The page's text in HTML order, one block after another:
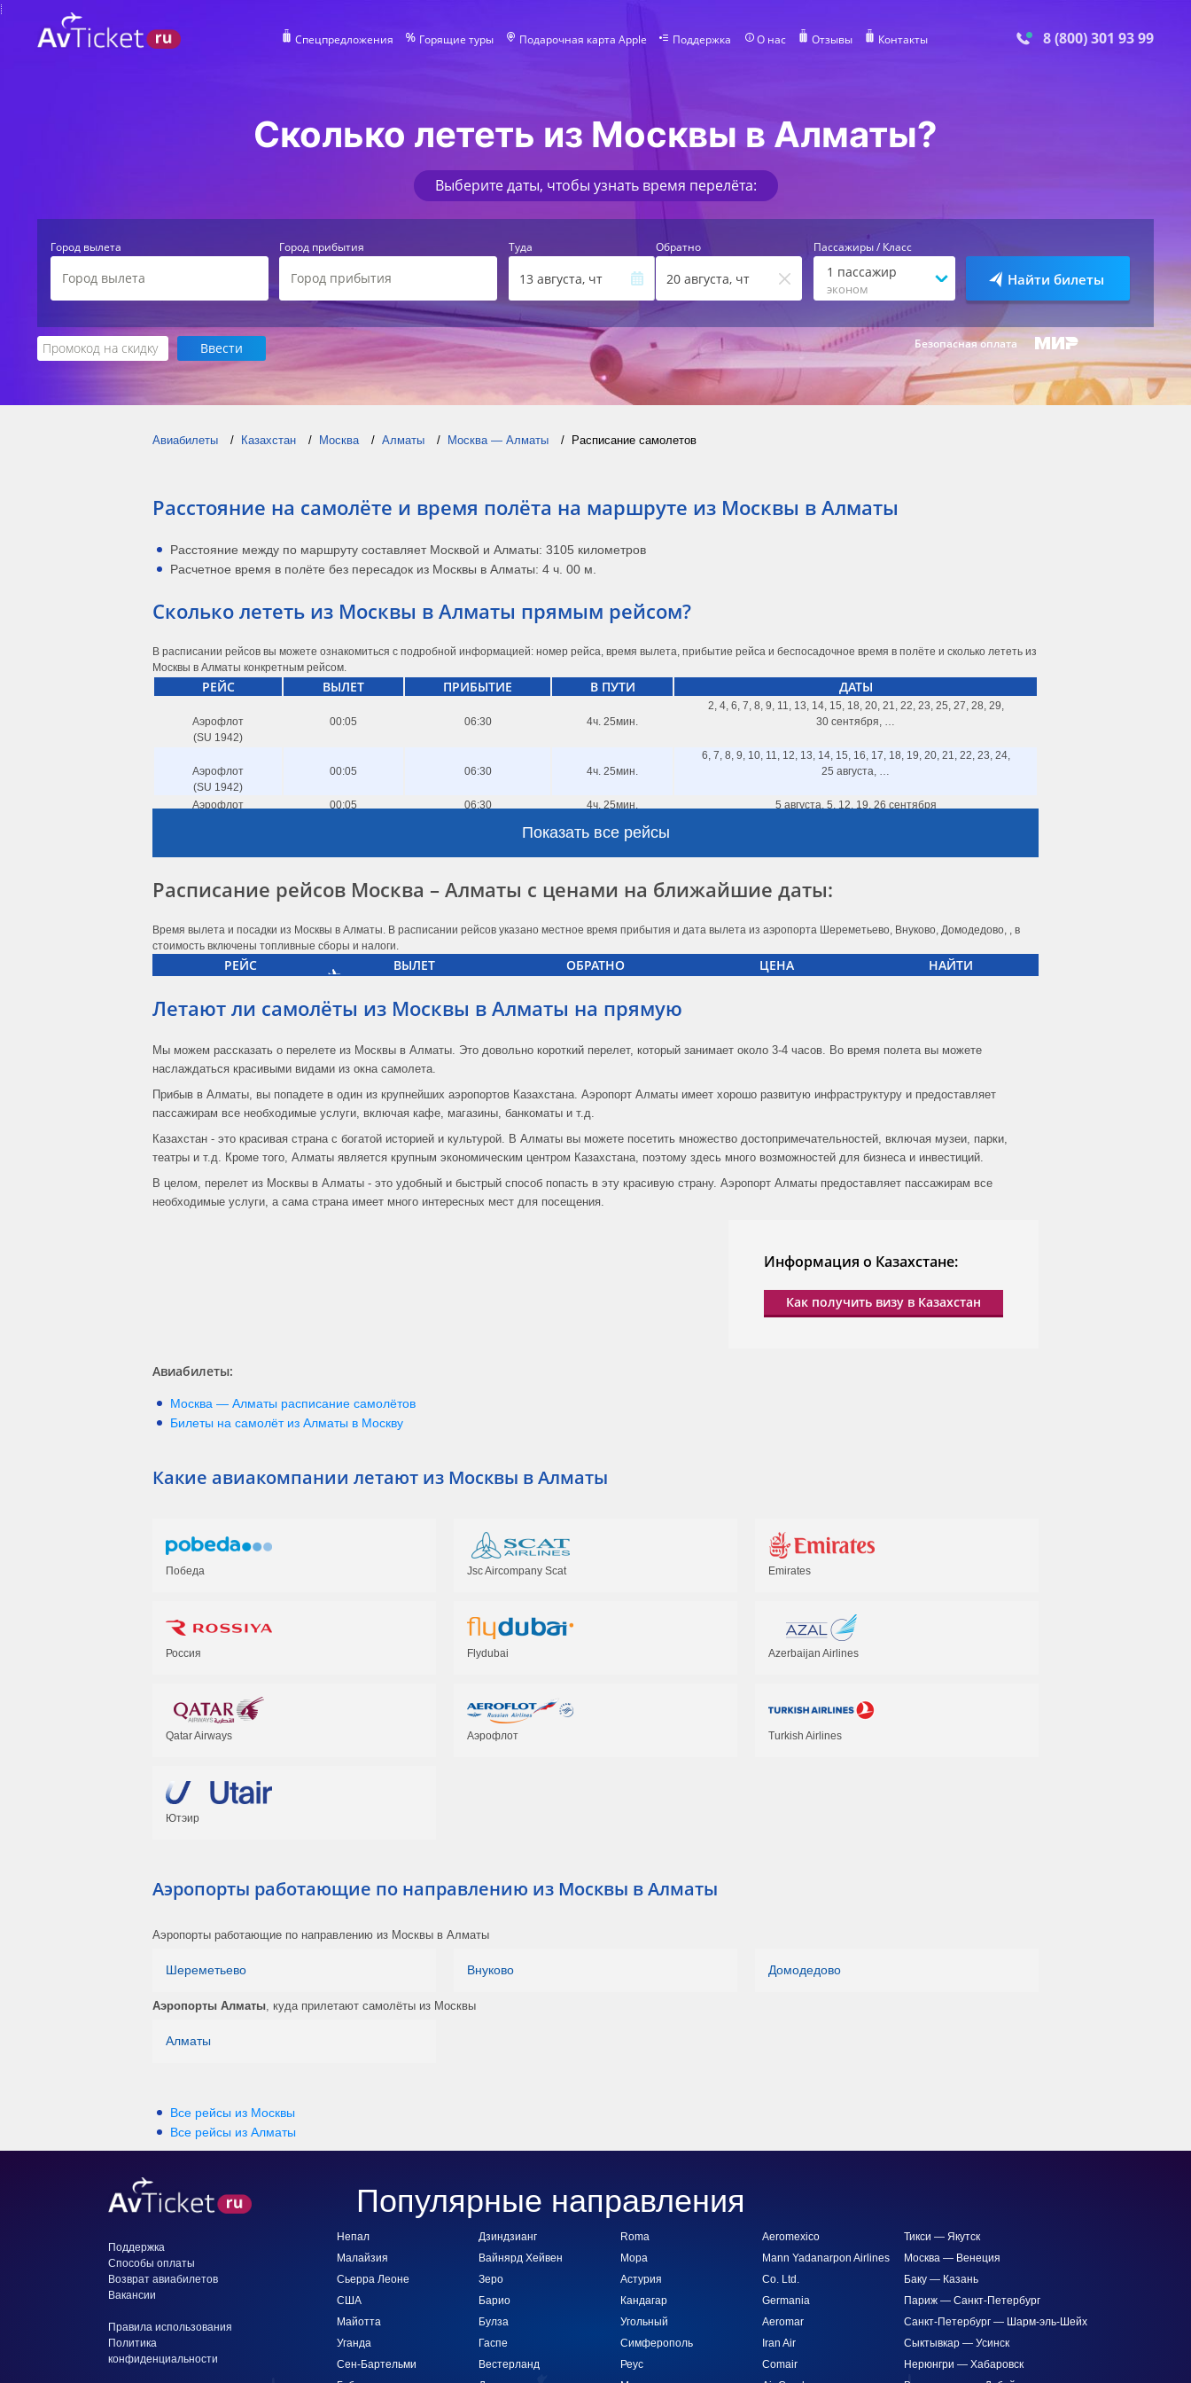
Спецпредложения Горящие туры Подарочная карта Apple Поддержка О нас Отзывы Контакты 8 (800) 301 93 99
Сколько лететь из Москвы в Алматы?
Выберите даты, чтобы узнать время перелёта:
Город вылета Город прибытия Туда
13 августа, чт
Обратно
20 августа, чт
Пассажиры / Класс
1 пассажир
эконом
Найти билеты
Безопасная оплата
Авиабилеты Казахстан Москва Алматы Москва — Алматы Расписание самолетов
Расстояние на самолёте и время полёта на маршруте из Москвы в Алматы
Расстояние между по маршруту составляет Москвой и Алматы: 3105 километров
Расчетное время в полёте без пересадок из Москвы в Алматы: 4 ч. 00 м.
Сколько лететь из Москвы в Алматы прямым рейсом?
В расписании рейсов вы можете ознакомиться с подробной информацией: номер рейса, время вылета, прибытие рейса и беспосадочное время в полёте и сколько лететь из
Москвы в Алматы конкретным рейсом.
РЕЙС ВЫЛЕТ ПРИБЫТИЕ В ПУТИ ДАТЫ
Аэрофлот
(SU 1942)
00:05 06:30 4ч. 25мин.
2, 4, 6, 7, 8, 9, 11, 13, 14, 15, 18, 20, 21, 22, 23, 25, 27, 28, 29,
30 сентября, …
Аэрофлот
(SU 1942)
00:05 06:30 4ч. 25мин.
6, 7, 8, 9, 10, 11, 12, 13, 14, 15, 16, 17, 18, 19, 20, 21, 22, 23, 24,
25 августа, …
Аэрофлот
00:05 06:30 4ч. 25мин. 5 августа, 5, 12, 19, 26 сентября
(SU 1942)
4ч. 40мин.
(SU 1940)
(DV 810)
SCAT
09:50 16:20 4ч. 30мин. пн, вт, чт, сб по 24.10
SCAT
10:10 16:30 4ч. 20мин.
(SU 1948)
Аэрофлот
(SU 1940)
10:25
Аэрофлот
14:45 21:20 4ч. 35мин.
SCAT
(DV 816)
21:50 04:30 4ч. 40мин. ежедневно по 24.10
(DV 1008)
Аэрофлот
22:55 05:15 4ч. 20мин.
15 сентября, …
(DV 3415)
Показать все рейсы
Расписание рейсов Москва – Алматы с ценами на ближайшие даты:
Время вылета и посадки из Москвы в Алматы. В расписании рейсов указано местное время прибытия и дата вылета из аэропорта Шереметьево, Внуково, Домодедово, , в
стоимость включены топливные сборы и налоги.
РЕЙС ВЫЛЕТ ОБРАТНО ЦЕНА НАЙТИ
Летают ли самолёты из Москвы в Алматы на прямую
Мы можем рассказать о перелете из Москвы в Алматы. Это довольно короткий перелет, который занимает около 3-4 часов. Во время полета вы можете
наслаждаться красивыми видами из окна самолета.
Прибыв в Алматы, вы попадете в один из крупнейших аэропортов Казахстана. Аэропорт Алматы имеет хорошо развитую инфраструктуру и предоставляет
пассажирам все необходимые услуги, включая кафе, магазины, банкоматы и т.д.
Казахстан - это красивая страна с богатой историей и культурой. В Алматы вы можете посетить множество достопримечательностей, включая музеи, парки,
театры и т.д. Кроме того, Алматы является крупным экономическим центром Казахстана, поэтому здесь много возможностей для бизнеса и инвестиций.
В целом, перелет из Москвы в Алматы - это удобный и быстрый способ попасть в эту красивую страну. Аэропорт Алматы предоставляет пассажирам все
необходимые услуги, а сама страна имеет много интересных мест для посещения.
Информация о Казахстане:
Как получить визу в Казахстан
Авиабилеты:
Москва — Алматы расписание самолётов
Билеты на самолёт из Алматы в Москву
Какие авиакомпании летают из Москвы в Алматы
Победа Jsc Aircompany Scat Emirates
Россия Flydubai Azerbaijan Airlines
Qatar Airways Аэрофлот Turkish Airlines
Ютэир
Аэропорты работающие по направлению из Москвы в Алматы
Аэропорты работающие по направлению из Москвы в Алматы
Шереметьево Внуково Домодедово
Аэропорты Алматы, куда прилетают самолёты из Москвы
Алматы
Все рейсы из Москвы
Все рейсы из Алматы
Популярные направления
Непал
Малайзия
Сьерра Леоне
США
Майотта
Уганда
Сен-Бартельми
Дзиндзианг
Вайнярд Хейвен
Зеро
Барио
Булза
Гаспе
Вестерланд
Roma
Мора
Астурия
Кандагар
Угольный
Симферополь
Реус
Aeromexico
Mann Yadanarpon Airlines
Co. Ltd.
Germania
Aeromar
Iran Air
Comair
Тикси — Якутск
Москва — Венеция
Баку — Казань
Париж — Санкт-Петербург
Санкт-Петербург — Шарм-эль-Шейх
Сыктывкар — Усинск
Нерюнгри — Хабаровск
Поддержка
Способы оплаты
Возврат авиабилетов
Вакансии
Правила использования
Политика
конфиденциальности